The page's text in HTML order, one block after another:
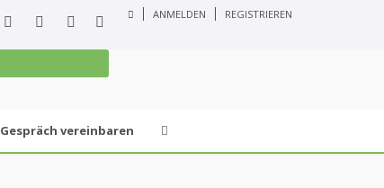
ANMELDEN REGISTRIEREN
Gespräch vereinbaren